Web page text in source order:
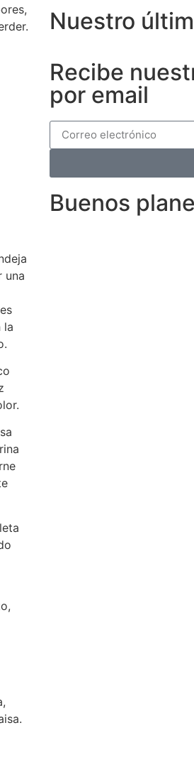
una
la
Nuestro
Recibe
por email
Buenos